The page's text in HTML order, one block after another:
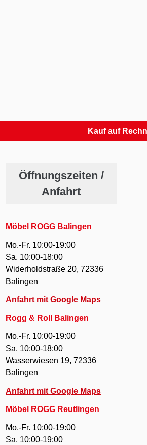
Kauf auf Rechnung
Öffnungszeiten /
Anfahrt
Möbel ROGG Balingen
Mo.-Fr. 10:00-19:00
Sa. 10:00-18:00
Widerholdstraße 20, 72336
Balingen
Anfahrt mit Google Maps
Rogg & Roll Balingen
Mo.-Fr. 10:00-19:00
Sa. 10:00-18:00
Wasserwiesen 19, 72336
Balingen
Anfahrt mit Google Maps
Möbel ROGG Reutlingen
Mo.-Fr. 10:00-19:00
Sa. 10:00-19:00